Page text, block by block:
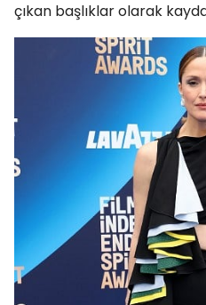
çıkan başlıklar olarak